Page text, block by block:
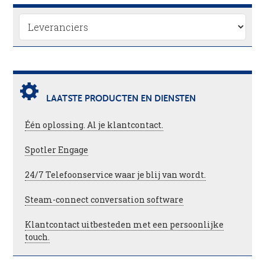
LAATSTE PRODUCTEN EN DIENSTEN
Één oplossing. Al je klantcontact.
Spotler Engage
24/7 Telefoonservice waar je blij van wordt.
Steam-connect conversation software
Klantcontact uitbesteden met een persoonlijke
touch.